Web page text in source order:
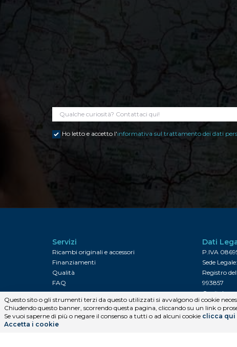
Ho letto e accetto l'informativa sul trattamento dei dati
Servizi
Ricambi originali e accessori
Finanziamenti
Qualità
FAQ
Utility
Calcolo del costo del bollo
Calcolo del costo dell'assicurazione
Dati
P.IVA
Sede
Registro
993857
Capitale
Questo sito o gli strumenti terzi da questo utilizzati si avvalgono di cookie
Chiudendo questo banner, scorrendo questa pagina, cliccando su un link o
Se vuoi saperne di più o negare il consenso a tutti o ad alcuni cookie clicca qui
Accetta i cookie